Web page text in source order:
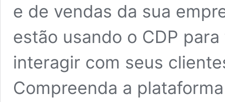
e de vendas da sua
estão usando o CDP
interagir com seus
Compreenda a